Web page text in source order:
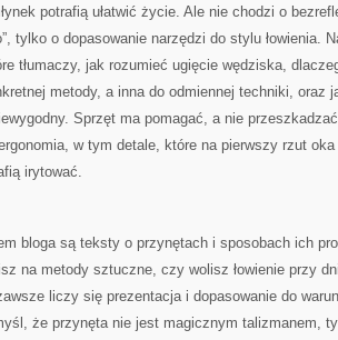
potrafią ułatwić życie. Ale nie chodzi o
tylko o dopasowanie narzędzi do stylu łowienia.
tłumaczy, jak rozumieć ugięcie wędziska,
metody, a inna do odmiennej techniki, oraz
Sprzęt ma pomagać, a nie
w tym detale, które na pierwszy rzut
irytować.
bloga są teksty o przynętach i sposobach ich
na metody sztuczne, czy wolisz łowienie przy
liczy się prezentacja i dopasowanie do
że przynęta nie jest magicznym talizmanem,